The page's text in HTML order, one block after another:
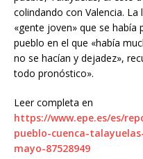
colindando con Valencia.
«gente joven» que se
pueblo en el que «había
no se hacían y dejadez»,
todo pronóstico».
Leer completa en
https://www.epe.es/es/
pueblo-cuenca-
mayo-87528949